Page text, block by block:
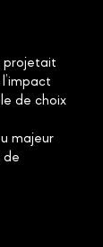
projetait
de choix
majeur
de